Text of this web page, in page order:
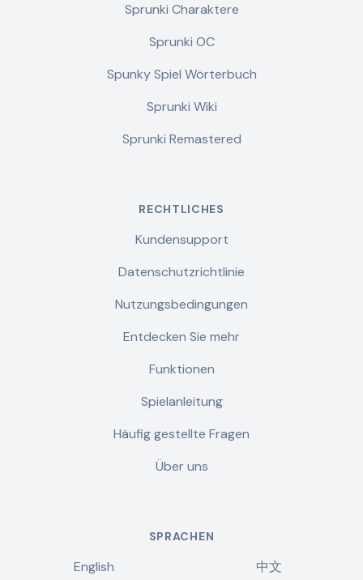
Sprunki Charaktere
Sprunki OC
Spunky Spiel Wörterbuch
Sprunki Wiki
Sprunki Remastered
RECHTLICHES
Kundensupport
Datenschutzrichtlinie
Nutzungsbedingungen
Entdecken Sie mehr
Funktionen
Spielanleitung
Häufig gestellte Fragen
Über uns
SPRACHEN
English 中文